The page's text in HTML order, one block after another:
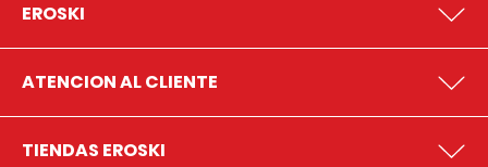
EROSKI
ATENCION AL CLIENTE
TIENDAS EROSKI